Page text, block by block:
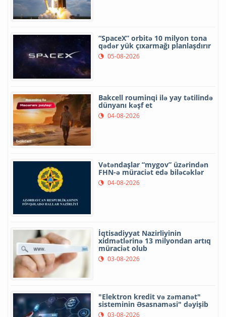
“SpaceX” orbitə 10 milyon tona
qədər yük çıxarmağı planlaşdırır
05-08-2026
Bakcell rouminqi ilə yay tətilində
dünyanı kəşf et
04-08-2026
Vətəndaşlar “mygov” üzərindən
FHN-ə müraciət edə biləcəklər
04-08-2026
İqtisadiyyat Nazirliyinin
xidmətlərinə 13 milyondan artıq
müraciət olub
03-08-2026
"Elektron kredit və zəmanət"
sisteminin Əsasnaməsi" dəyişib
03-08-2026